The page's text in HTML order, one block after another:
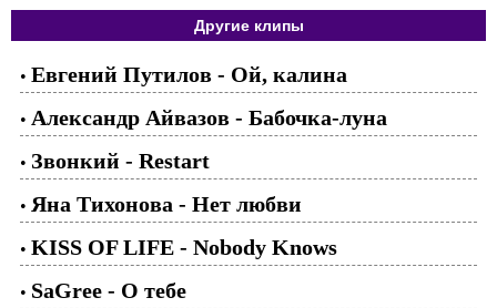
Другие клипы
• Евгений Путилов - Ой, калина
• Александр Айвазов - Бабочка-луна
• Звонкий - Restart
• Яна Тихонова - Нет любви
• KISS OF LIFE - Nobody Knows
• SaGree - О тебе